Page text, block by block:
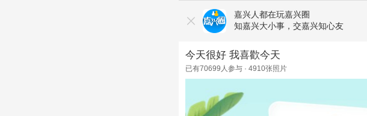
嘉兴人都在玩嘉兴圈
知嘉兴大小事，交嘉兴知心友
今天很好 我喜歡今天
已有70699 人参与 · 4910张照片